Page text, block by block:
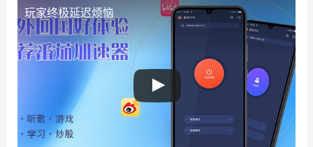
玩家终极延迟烦恼